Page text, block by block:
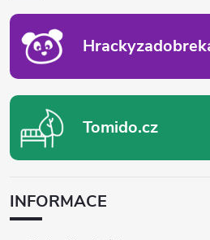
Tomido.cz
INFORMACE